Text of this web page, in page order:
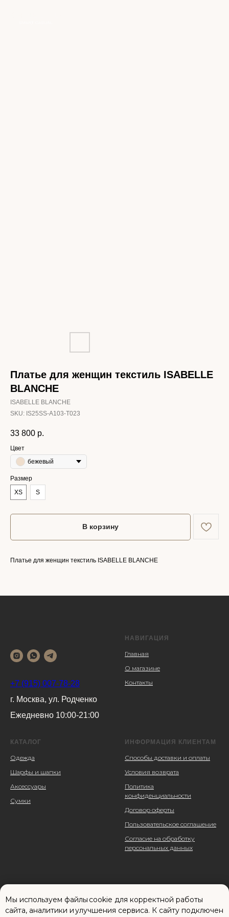
Мы используем файлы cookie для корректной работы
сайта, аналитики и улучшения сервиса. К cайту подключен
Платье для женщин текстиль ISABELLE
BLANCHE
ISABELLE BLANCHE
SKU: IS25SS-A103-T023
33 800 р.
Цвет
бежевый
Размер
XS
S
В корзину
Платье для женщин текстиль ISABELLE BLANCHE
+7 (915) 007-78-28
г. Москва, ул. Родченко
Ежедневно 10:00-21:00
НАВИГАЦИЯ
Главная
О магазине
Контакты
КАТАЛОГ
Одежда
Шарфы и шапки
Аксессуары
Сумки
ИНФОРМАЦИЯ КЛИЕНТАМ
Способы доставки и оплаты
Условия возврата
Политика
конфиденциальности
Договор оферты
Пользовательское соглашение
Согласие на обработку
персональных данных